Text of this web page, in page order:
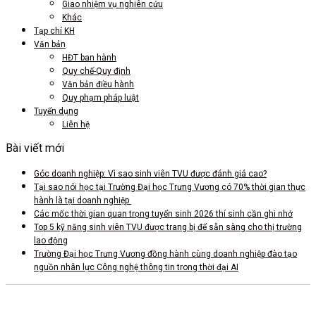
Giao nhiệm vụ nghiên cứu
Khác
Tạp chí KH
Văn bản
HĐT ban hành
Quy chế-Quy định
Văn bản điều hành
Quy phạm pháp luật
Tuyển dụng
Liên hệ
Bài viết mới
Góc doanh nghiệp: Vì sao sinh viên TVU được đánh giá cao?
Tại sao nói học tại Trường Đại học Trưng Vương có 70% thời gian thực
hành là tại doanh nghiệp
Các mốc thời gian quan trọng tuyển sinh 2026 thí sinh cần ghi nhớ
Top 5 kỹ năng sinh viên TVU được trang bị để sẵn sàng cho thị trường
lao động
Trường Đại học Trưng Vương đồng hành cùng doanh nghiệp đào tạo
nguồn nhân lực Công nghệ thông tin trong thời đại AI